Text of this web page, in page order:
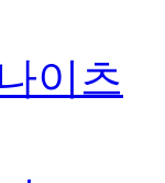
이츠